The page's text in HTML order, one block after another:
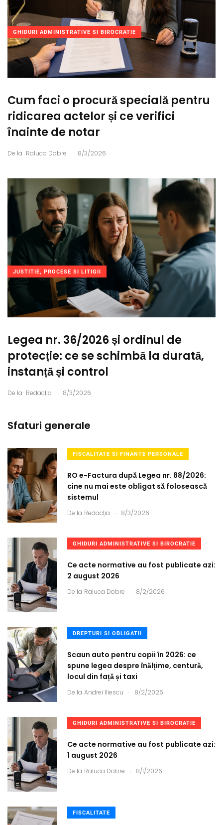
GHIDURI ADMINISTRATIVE SI BIROCRATIE
Cum faci o procură specială pentru
ridicarea actelor și ce verifici
înainte de notar
De la Raluca Dobre . 8/3/2026
JUSTITIE, PROCESE SI LITIGII
Legea nr. 36/2026 și ordinul de
protecție: ce se schimbă la durată,
instanță și control
De la Redacția . 8/3/2026
Sfaturi generale
FISCALITATE SI FINANTE PERSONALE
RO e-Factura după Legea nr. 88/2026:
cine nu mai este obligat să folosească
sistemul
De la Redacția . 8/3/2026
GHIDURI ADMINISTRATIVE SI BIROCRATIE
Ce acte normative au fost publicate azi:
2 august 2026
De la Raluca Dobre . 8/2/2026
DREPTURI SI OBLIGATII
Scaun auto pentru copii în 2026: ce
spune legea despre înălțime, centură,
locul din față și taxi
De la Andrei Iliescu . 8/2/2026
GHIDURI ADMINISTRATIVE SI BIROCRATIE
Ce acte normative au fost publicate azi:
1 august 2026
De la Raluca Dobre . 8/1/2026
FISCALITATE